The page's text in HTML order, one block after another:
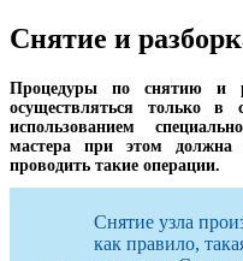
Снятие и
Процедуры по снятию и
осуществляться только в
использованием
мастера при этом должна
проводить такие операции.
Снятие узла
как правило,